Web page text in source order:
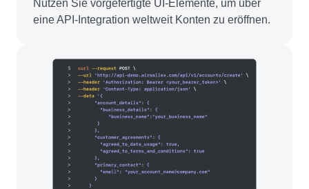
Nutzen Sie vorgefertigte UI-Elemente, um über
eine API-Integration weltweit Konten zu eröffnen.